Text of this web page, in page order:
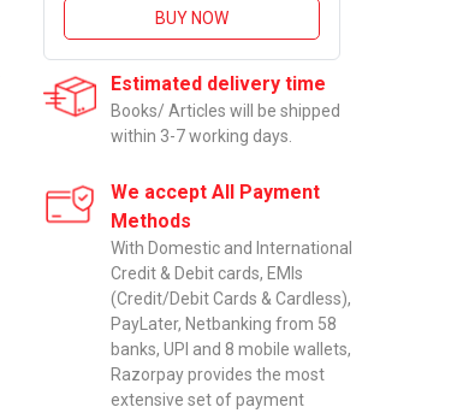
BUY NOW
Estimated delivery time
Books/ Articles will be shipped
within 3-7 working days.
We accept All Payment
Methods
With Domestic and International
Credit & Debit cards, EMIs
(Credit/Debit Cards & Cardless),
PayLater, Netbanking from 58
banks, UPI and 8 mobile wallets,
Razorpay provides the most
extensive set of payment